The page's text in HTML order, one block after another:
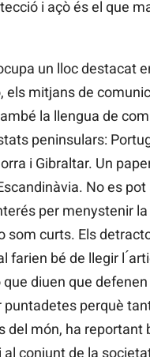
i açò és el que
un lloc destacat
els mitjans de
la llengua de
peninsulars:
i Gibraltar. Un
No es
per menystenir
som curts. Els
farien bé de llegir l
diuen que
puntadetes perquè
del món, ha reportant
al conjunt de la